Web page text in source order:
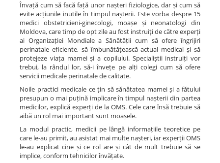
Învață cum să facă față unor nașteri fiziologice, dar și cum să
evite acțiunile inutile în timpul nașterii. Este vorba despre 15
medici obstetricieni-ginecologi, moașe și neonatologi din
Moldova, care timp de opt zile au fost instruiți de către experți
ai Organizației Mondiale a Sănătății cum să ofere îngrijiri
perinatale eficiente, să îmbunătățească actual medical și să
protejeze viața mamei și a copilului. Specialiștii instruiți vor
trebui, la rândul lor, să-i învețe pe alți colegi cum să ofere
servicii medicale perinatale de calitate.
Noile practici medicale ce țin să sănătatea mamei și a fătului
presupun o mai puțină implicare în timpul nașterii din partea
medicilor, explică experți de la OMS. Cele care însă trebuie să
aibă un rol mai important sunt moașele.
La modul practic, medicii pe lângă informațiile teoretice pe
care le-au primit, au asistat mai multe nașteri, iar experții OMS
le-au explicat cine și ce rol are și cât de mult trebuie să se
implice, conform tehnicilor învățate.